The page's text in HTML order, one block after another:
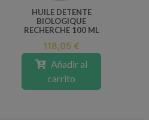
HUILE DETENTE
BIOLOGIQUE
RECHERCHE 100 ML
118,05 €
Añadir al
carrito